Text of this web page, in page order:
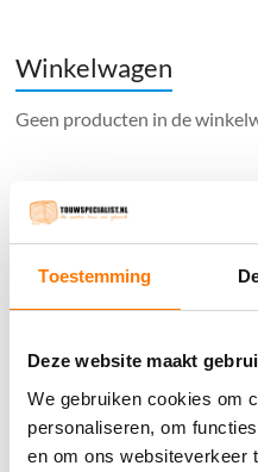
Toestemming
Deze website maakt
We gebruiken cookies om
personaliseren, om
en om ons websiteverkeer
Winkelwagen
Geen producten in de
֍ Verzending in
Verzendkosten €5,45,
(* gewicht onder 32kg).